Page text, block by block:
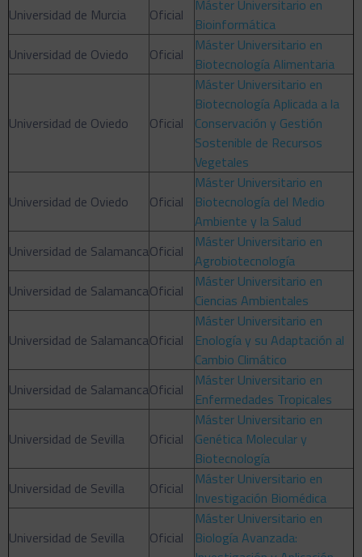
Universidad de Murcia
Oficial
Máster Universitario en
Bioinformática
Universidad de Oviedo
Oficial
Máster Universitario en
Biotecnología Alimentaria
Universidad de Oviedo Oficial
Máster Universitario en
Biotecnología Aplicada a la
Conservación y Gestión
Sostenible de Recursos
Vegetales
Universidad de Oviedo Oficial
Máster Universitario en
Biotecnología del Medio
Ambiente y la Salud
Universidad de SalamancaOficial
Máster Universitario en
Agrobiotecnología
Universidad de SalamancaOficial
Máster Universitario en
Ciencias Ambientales
Universidad de SalamancaOficial
Máster Universitario en
Enología y su Adaptación al
Cambio Climático
Universidad de SalamancaOficial
Máster Universitario en
Enfermedades Tropicales
Universidad de Sevilla Oficial
Máster Universitario en
Genética Molecular y
Biotecnología
Universidad de Sevilla
Oficial
Máster Universitario en
Investigación Biomédica
Universidad de Sevilla Oficial
Máster Universitario en
Biología Avanzada: